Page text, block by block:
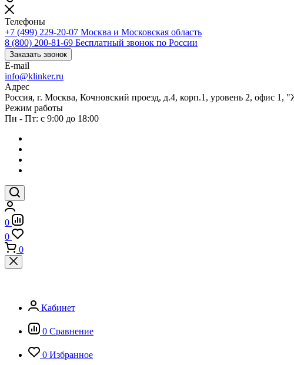
Телефоны
+7 (499) 229-20-07 Москва и Московская область
8 (800) 200-81-69 Бесплатный звонок по России
Заказать звонок
E-mail
info@klinker.ru
Адрес
Россия, г. Москва, Кочновский проезд, д.4, корп.1, уровень 2, офис
Режим работы
Пн - Пт: с 9:00 до 18:00
0
0
0
Кабинет
0 Сравнение
0 Избранное